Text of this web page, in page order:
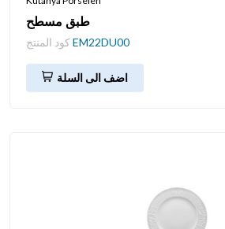
طبق مسطح
EM22DU00
اضف الى السلة